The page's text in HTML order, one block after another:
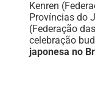
Kenren
Províncias do
(Federação
celebração
japonesa no